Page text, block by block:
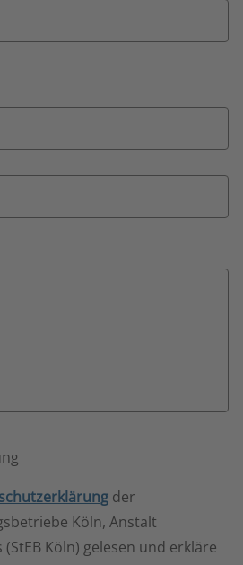
der
Köln, Anstalt
Köln) gelesen und erkläre